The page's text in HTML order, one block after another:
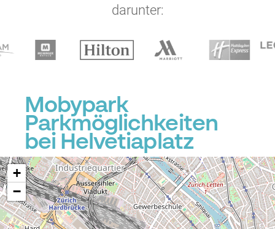
darunter:
Mobypark
Parkmöglichkeiten
bei Helvetiaplatz
+
−